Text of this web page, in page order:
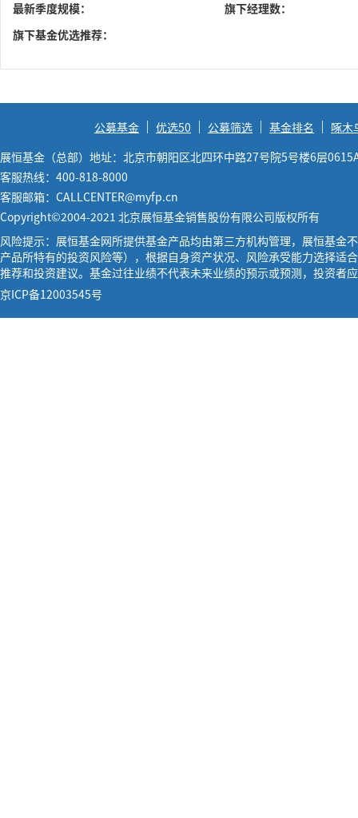
最新季度规模：
旗下经理数：
旗下基金优选推荐：
公募基金 优选50 公募筛选 基金排名
啄木
展恒基金（总部）地址：北京市朝阳区北四环中路27号院5号楼6层
客服热线：400-818-8000
客服邮箱：CALLCENTER@myfp.cn
Copyright©2004-2021 北京展恒基金销售股份有限公司版权所有
风险提示：展恒基金网所提供基金产品均由第三方机构管理，展恒基
产品所特有的投资风险等），根据自身资产状况、风险承受能力选择
推荐和投资建议。基金过往业绩不代表未来业绩的预示或预测，投资者
京ICP备12003545号